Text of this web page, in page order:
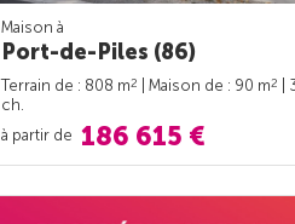
Maison à
Port-de-Piles (86)
Terrain de : 808 m2 | Maison de : 90 m2
|
ch.
à partir de 186 615 €